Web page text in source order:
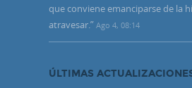
que conviene emanciparse de la
atravesar.” Ago 4, 08:14
ÚLTIMAS